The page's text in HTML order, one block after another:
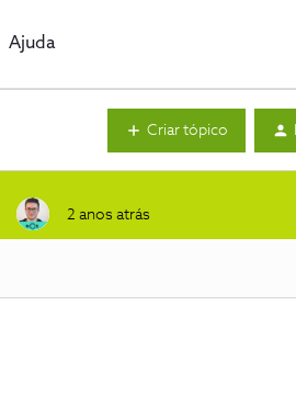
Ajuda
Criar tópico
2 anos atrás